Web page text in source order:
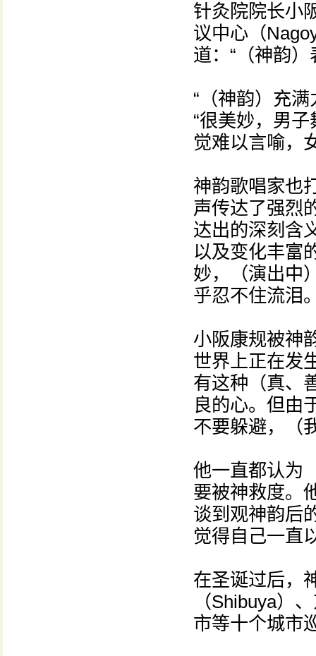
针灸院院长小
议中心（
道：“（神韵
“（神韵）充
“很美妙，男
觉难以言喻，
神韵歌唱家也
声传达了强烈
达出的深刻含
以及变化丰富
妙，（演出中
乎忍不住流泪
小阪康规被神
世界上正在发
有这种（真、
良的心。但由
不要躲避，（
他一直都认为
要被神救度。
谈到观神韵后
觉得自己一直
在圣诞过后，
（Shibuya）
市等十个城市